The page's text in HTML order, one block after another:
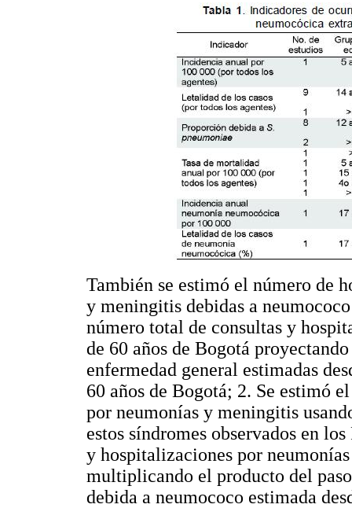
También se estimó el número de
y meningitis debidas a
número total de consultas y
de 60 años de Bogotá
enfermedad general estimadas
60 años de Bogotá; 2. Se estimó
por neumonías y meningitis
estos síndromes observados en
y hospitalizaciones por
multiplicando el producto del
debida a neumococo estimada